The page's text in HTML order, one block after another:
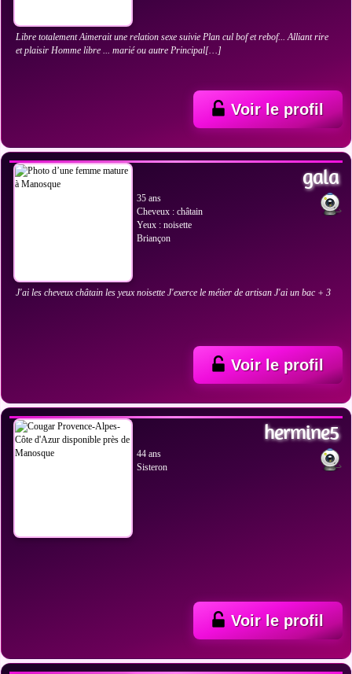
Libre totalement Aimerait une relation sexe suivie Plan cul bof et rebof... Alliant rire
et plaisir Homme libre ... marié ou autre Principal[…]
Voir le profil
gala
35 ans
Cheveux : châtain
Yeux : noisette
Briançon
J'ai les cheveux châtain les yeux noisette J'exerce le métier de artisan J'ai un bac + 3
Voir le profil
VOIR LES PHOTOS
hermine5
44 ans
Sisteron
Voir le profil
VOIR LES PHOTOS